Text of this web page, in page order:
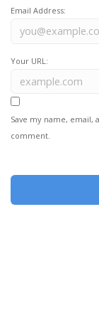
Email Address:
Your URL:
Save my name,
comment.